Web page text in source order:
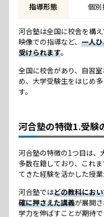
指導形態 個別
河合塾は全国に校舎を構え
映像での指導など、 一人
受けられます。
全国に校舎があり、自習
め、大学受験生をはじめ
す。
河合塾の特徴1.受験
河合塾の特徴の1つ目は、
多数在籍しており、これ
てきた経験を活かした授
河合塾ではどの教科にお
確に押さえた講義が展開
学力を伸ばすことが期待で